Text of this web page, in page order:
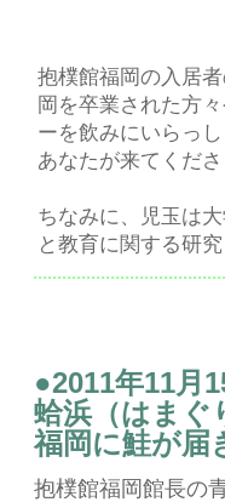
抱樸館福岡の入居
岡を卒業された方
ーを飲みにいらっし
あなたが来てくだ
ちなみに、児玉は
と教育に関する研
●2011年11月
蛤浜（はまぐ
福岡に鮭が届
抱樸館福岡館長の